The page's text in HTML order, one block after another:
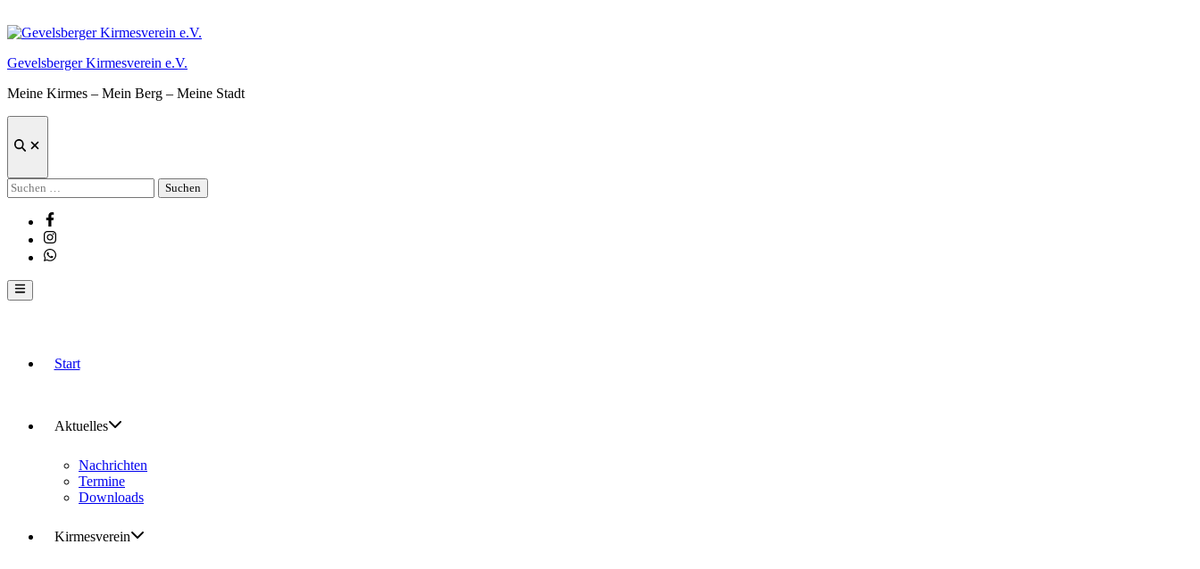
Inhalt
Gevelsberger Kirmesverein e.V.
Meine Kirmes – Mein Berg – Meine Stadt
Suche
Suchen
nach:
Facebook
Instagram
Whatsapp
Hauptmenü
Start
Aktuelles
Nachrichten
Termine
Downloads
Kirmesverein